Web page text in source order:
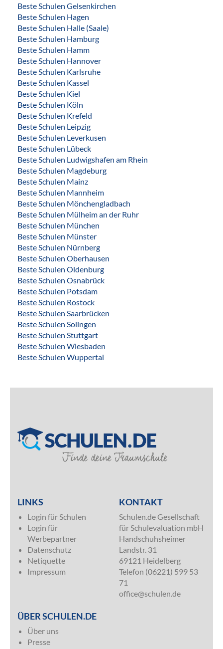
Beste Schulen Gelsenkirchen
Beste Schulen Hagen
Beste Schulen Halle (Saale)
Beste Schulen Hamburg
Beste Schulen Hamm
Beste Schulen Hannover
Beste Schulen Karlsruhe
Beste Schulen Kassel
Beste Schulen Kiel
Beste Schulen Köln
Beste Schulen Krefeld
Beste Schulen Leipzig
Beste Schulen Leverkusen
Beste Schulen Lübeck
Beste Schulen Ludwigshafen am Rhein
Beste Schulen Magdeburg
Beste Schulen Mainz
Beste Schulen Mannheim
Beste Schulen Mönchengladbach
Beste Schulen Mülheim an der Ruhr
Beste Schulen München
Beste Schulen Münster
Beste Schulen Nürnberg
Beste Schulen Oberhausen
Beste Schulen Oldenburg
Beste Schulen Osnabrück
Beste Schulen Potsdam
Beste Schulen Rostock
Beste Schulen Saarbrücken
Beste Schulen Solingen
Beste Schulen Stuttgart
Beste Schulen Wiesbaden
Beste Schulen Wuppertal
LINKS
Login für Schulen
Login für
Werbepartner
Datenschutz
Netiquette
Impressum
KONTAKT
Schulen.de Gesellschaft
für Schulevaluation mbH
Handschuhsheimer
Landstr. 31
69121 Heidelberg
Telefon (06221) 599 53
71
office@schulen.de
ÜBER SCHULEN.DE
Über uns
Presse